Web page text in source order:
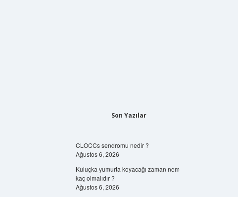
Son Yazılar
CLOCCs sendromu nedir ?
Ağustos 6, 2026
Kuluçka yumurta koyacağı zaman nem
kaç olmalıdır ?
Ağustos 6, 2026